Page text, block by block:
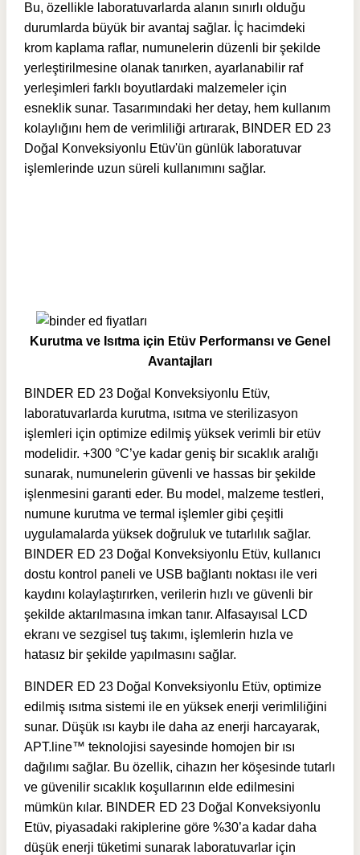
Bu, özellikle laboratuvarlarda alanın sınırlı olduğu
durumlarda büyük bir avantaj sağlar. İç hacimdeki
krom kaplama raflar, numunelerin düzenli bir şekilde
yerleştirilmesine olanak tanırken, ayarlanabilir raf
yerleşimleri farklı boyutlardaki malzemeler için
esneklik sunar. Tasarımındaki her detay, hem kullanım
kolaylığını hem de verimliliği artırarak, BINDER ED 23
Doğal Konveksiyonlu Etüv'ün günlük laboratuvar
işlemlerinde uzun süreli kullanımını sağlar.
Kurutma ve Isıtma için Etüv Performansı ve Genel
Avantajları
BINDER ED 23 Doğal Konveksiyonlu Etüv,
laboratuvarlarda kurutma, ısıtma ve sterilizasyon
işlemleri için optimize edilmiş yüksek verimli bir etüv
modelidir. +300 °C’ye kadar geniş bir sıcaklık aralığı
sunarak, numunelerin güvenli ve hassas bir şekilde
işlenmesini garanti eder. Bu model, malzeme testleri,
numune kurutma ve termal işlemler gibi çeşitli
uygulamalarda yüksek doğruluk ve tutarlılık sağlar.
BINDER ED 23 Doğal Konveksiyonlu Etüv, kullanıcı
dostu kontrol paneli ve USB bağlantı noktası ile veri
kaydını kolaylaştırırken, verilerin hızlı ve güvenli bir
şekilde aktarılmasına imkan tanır. Alfasayısal LCD
ekranı ve sezgisel tuş takımı, işlemlerin hızla ve
hatasız bir şekilde yapılmasını sağlar.
BINDER ED 23 Doğal Konveksiyonlu Etüv, optimize
edilmiş ısıtma sistemi ile en yüksek enerji verimliliğini
sunar. Düşük ısı kaybı ile daha az enerji harcayarak,
APT.line™ teknolojisi sayesinde homojen bir ısı
dağılımı sağlar. Bu özellik, cihazın her köşesinde tutarlı
ve güvenilir sıcaklık koşullarının elde edilmesini
mümkün kılar. BINDER ED 23 Doğal Konveksiyonlu
Etüv, piyasadaki rakiplerine göre %30’a kadar daha
düşük enerji tüketimi sunarak laboratuvarlar için